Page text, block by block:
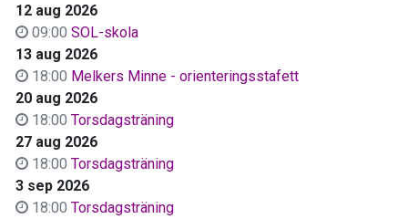
12 aug 2026
09:00 SOL-skola
13 aug 2026
18:00 Melkers Minne - orienteringsstafett
20 aug 2026
18:00 Torsdagsträning
27 aug 2026
18:00 Torsdagsträning
3 sep 2026
18:00 Torsdagsträning